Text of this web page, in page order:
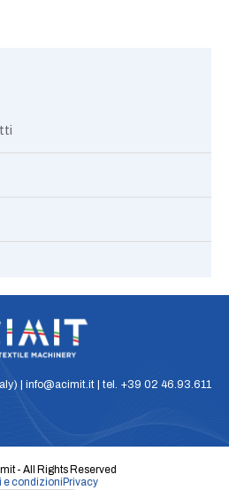
| info@acimit.it | tel. +39 02 46.93.611
- All Rights Reserved
e condizioni Privacy